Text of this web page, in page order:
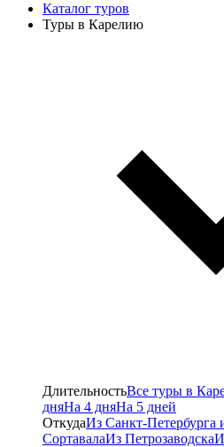
Каталог туров
Туры в Карелию
ДлительностьВсе туры в
дняНа 4 дняНа 5 дней
ОткудаИз Санкт-Петербурга
СортавалаИз Петрозаводска